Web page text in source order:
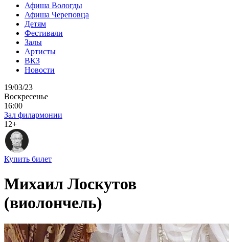
Афиша Вологды
Афиша Череповца
Детям
Фестивали
Залы
Артисты
ВКЗ
Новости
19/03/23
Воскресенье
16:00
Зал филармонии
12+
Купить билет
Михаил Лоскутов
(виолончель)